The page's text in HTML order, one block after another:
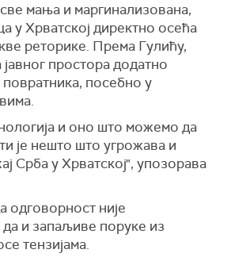
мања и маргинализована,
у Хрватској директно осећа
реторике. Према Гулићу,
јавног простора додатно
посебно у
и оно што можемо да
је нешто што угрожава и
Срба у Хрватској", упозорава
одговорност није
да и запаљиве поруке из
тензијама.